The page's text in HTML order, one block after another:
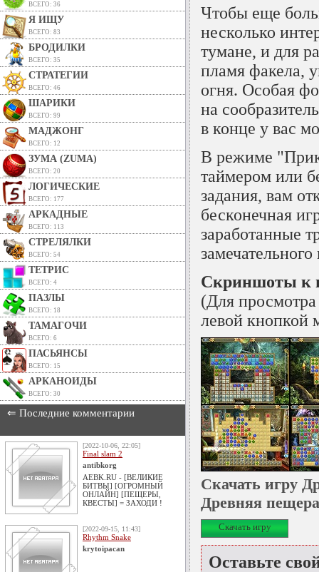
ВСЕГО: 36
Я ИЩУ
ВСЕГО: 83
БРОДИЛКИ
ВСЕГО: 35
СТРАТЕГИИ
ВСЕГО: 46
ШАРИКИ
ВСЕГО: 99
МАДЖОНГ
ВСЕГО: 12
ЗУМА (ZUMA)
ВСЕГО: 20
ЛОГИЧЕСКИЕ
ВСЕГО: 177
АРКАДНЫЕ
ВСЕГО: 113
СТРЕЛЯЛКИ
ВСЕГО: 54
ТЕТРИС
ВСЕГО: 4
ПАЗЛЫ
ВСЕГО: 18
ТАМАГОЧИ
ВСЕГО: 6
ПАСЬЯНСЫ
ВСЕГО: 15
АРКАНОИДЫ
ВСЕГО: 30
⇐ Последние комментарии
[2022-10-06, 22:05]
Final slam 2
antibkorg
AEBK.RU - [ВЕЛИКИЕ
БИТВЫ] [ОГРОМНЫЙ
ОНЛАЙН] [ПЕЩЕРЫ,
КВЕСТЫ] = ЗАХОДИ !
[2022-09-15, 11:43]
Rhythm Snake
krytoipacan
Чтобы еще
несколько
тумане, и для
пламя факела,
огня. Особая
на
в конце у вас
В режиме
таймером или
задания, вам
бесконечная
заработанные
Скриншоты к
(Для
левой кнопкой
Скачать игру
Древняя
Скачать игру
Оставьте